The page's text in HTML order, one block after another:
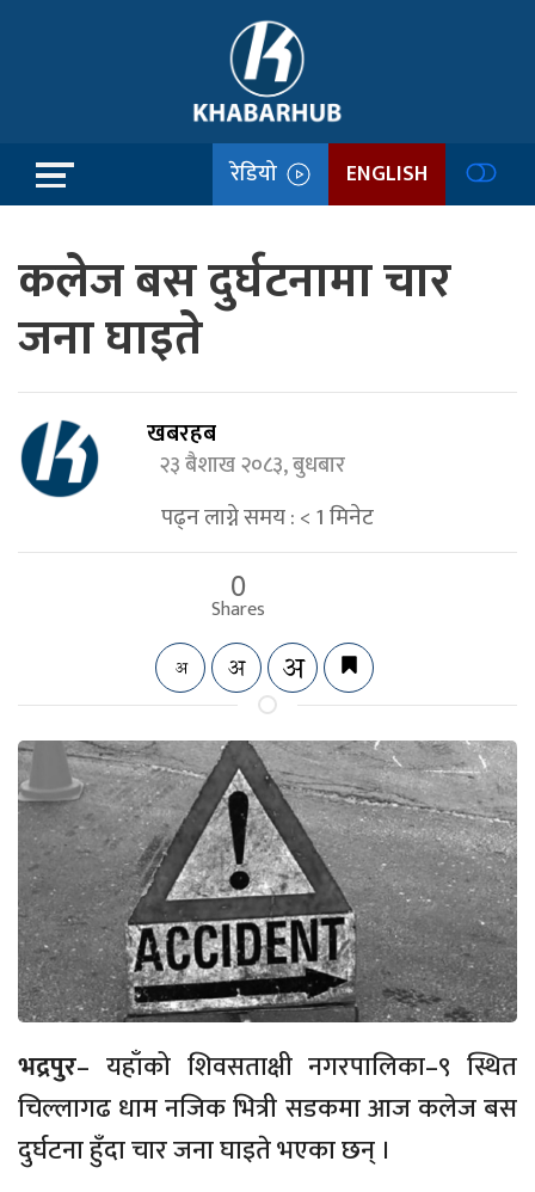
रेडियो ENGLISH
कलेज बस दुर्घटनामा चार
जना घाइते
खबरहब
२३ बैशाख २०८३, बुधबार
पढ्न लाग्ने समय :< 1मिनेट
0
Shares
भद्रपुर– यहाँको शिवसताक्षी नगरपालिका–९ स्थित
चिल्लागढ धाम नजिक भित्री सडकमा आज कलेज बस
दुर्घटना हुँदा चार जना घाइते भएका छन् ।